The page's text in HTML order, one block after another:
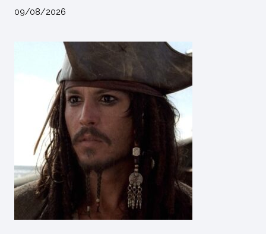
09/08/2026